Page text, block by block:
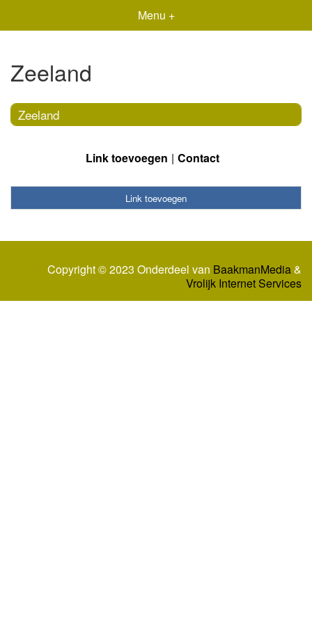
Menu +
Zeeland
Zeeland
Link toevoegen Contact
Link toevoegen
Copyright © 2023 Onderdeel van BaakmanMedia&
Vrolijk Internet Services